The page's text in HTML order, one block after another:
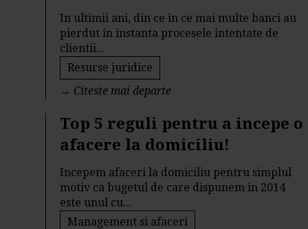
In ultimii ani, din ce in ce mai multe banci au
pierdut in instanta procesele intentate de
clientii...
Resurse juridice
→ Citeste mai departe
Top 5 reguli pentru a incepe o
afacere la domiciliu!
Incepem afaceri la domiciliu pentru simplul
motiv ca bugetul de care dispunem in 2014
este unul cu...
Management si afaceri